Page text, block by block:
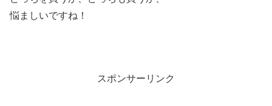
悩ましいですね！
スポンサーリンク